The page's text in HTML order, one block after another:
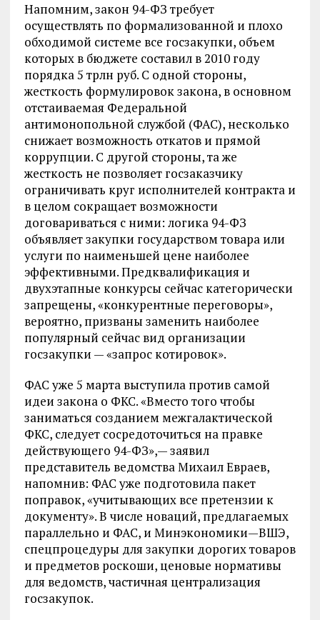
Напомним, закон 94-ФЗ требует
осуществлять по формализованной и плохо
обходимой системе все госзакупки, объем
которых в бюджете составил в 2010 году
порядка 5 трлн руб. С одной стороны,
жесткость формулировок закона, в основном
отстаиваемая Федеральной
антимонопольной службой (ФАС), несколько
снижает возможность откатов и прямой
коррупции. С другой стороны, та же
жесткость не позволяет госзаказчику
ограничивать круг исполнителей контракта и
в целом сокращает возможности
договариваться с ними: логика 94-ФЗ
объявляет закупки государством товара или
услуги по наименьшей цене наиболее
эффективными. Предквалификация и
двухэтапные конкурсы сейчас категорически
запрещены, «конкурентные переговоры»,
вероятно, призваны заменить наиболее
популярный сейчас вид организации
госзакупки — «запрос котировок».
ФАС уже 5 марта выступила против самой
идеи закона о ФКС. «Вместо того чтобы
заниматься созданием межгалактической
ФКС, следует сосредоточиться на правке
действующего 94-ФЗ»,— заявил
представитель ведомства Михаил Евраев,
напомнив: ФАС уже подготовила пакет
поправок, «учитывающих все претензии к
документу». В числе новаций, предлагаемых
параллельно и ФАС, и Минэкономики—ВШЭ,
спецпроцедуры для закупки дорогих товаров
и предметов роскоши, ценовые нормативы
для ведомств, частичная централизация
госзакупок.